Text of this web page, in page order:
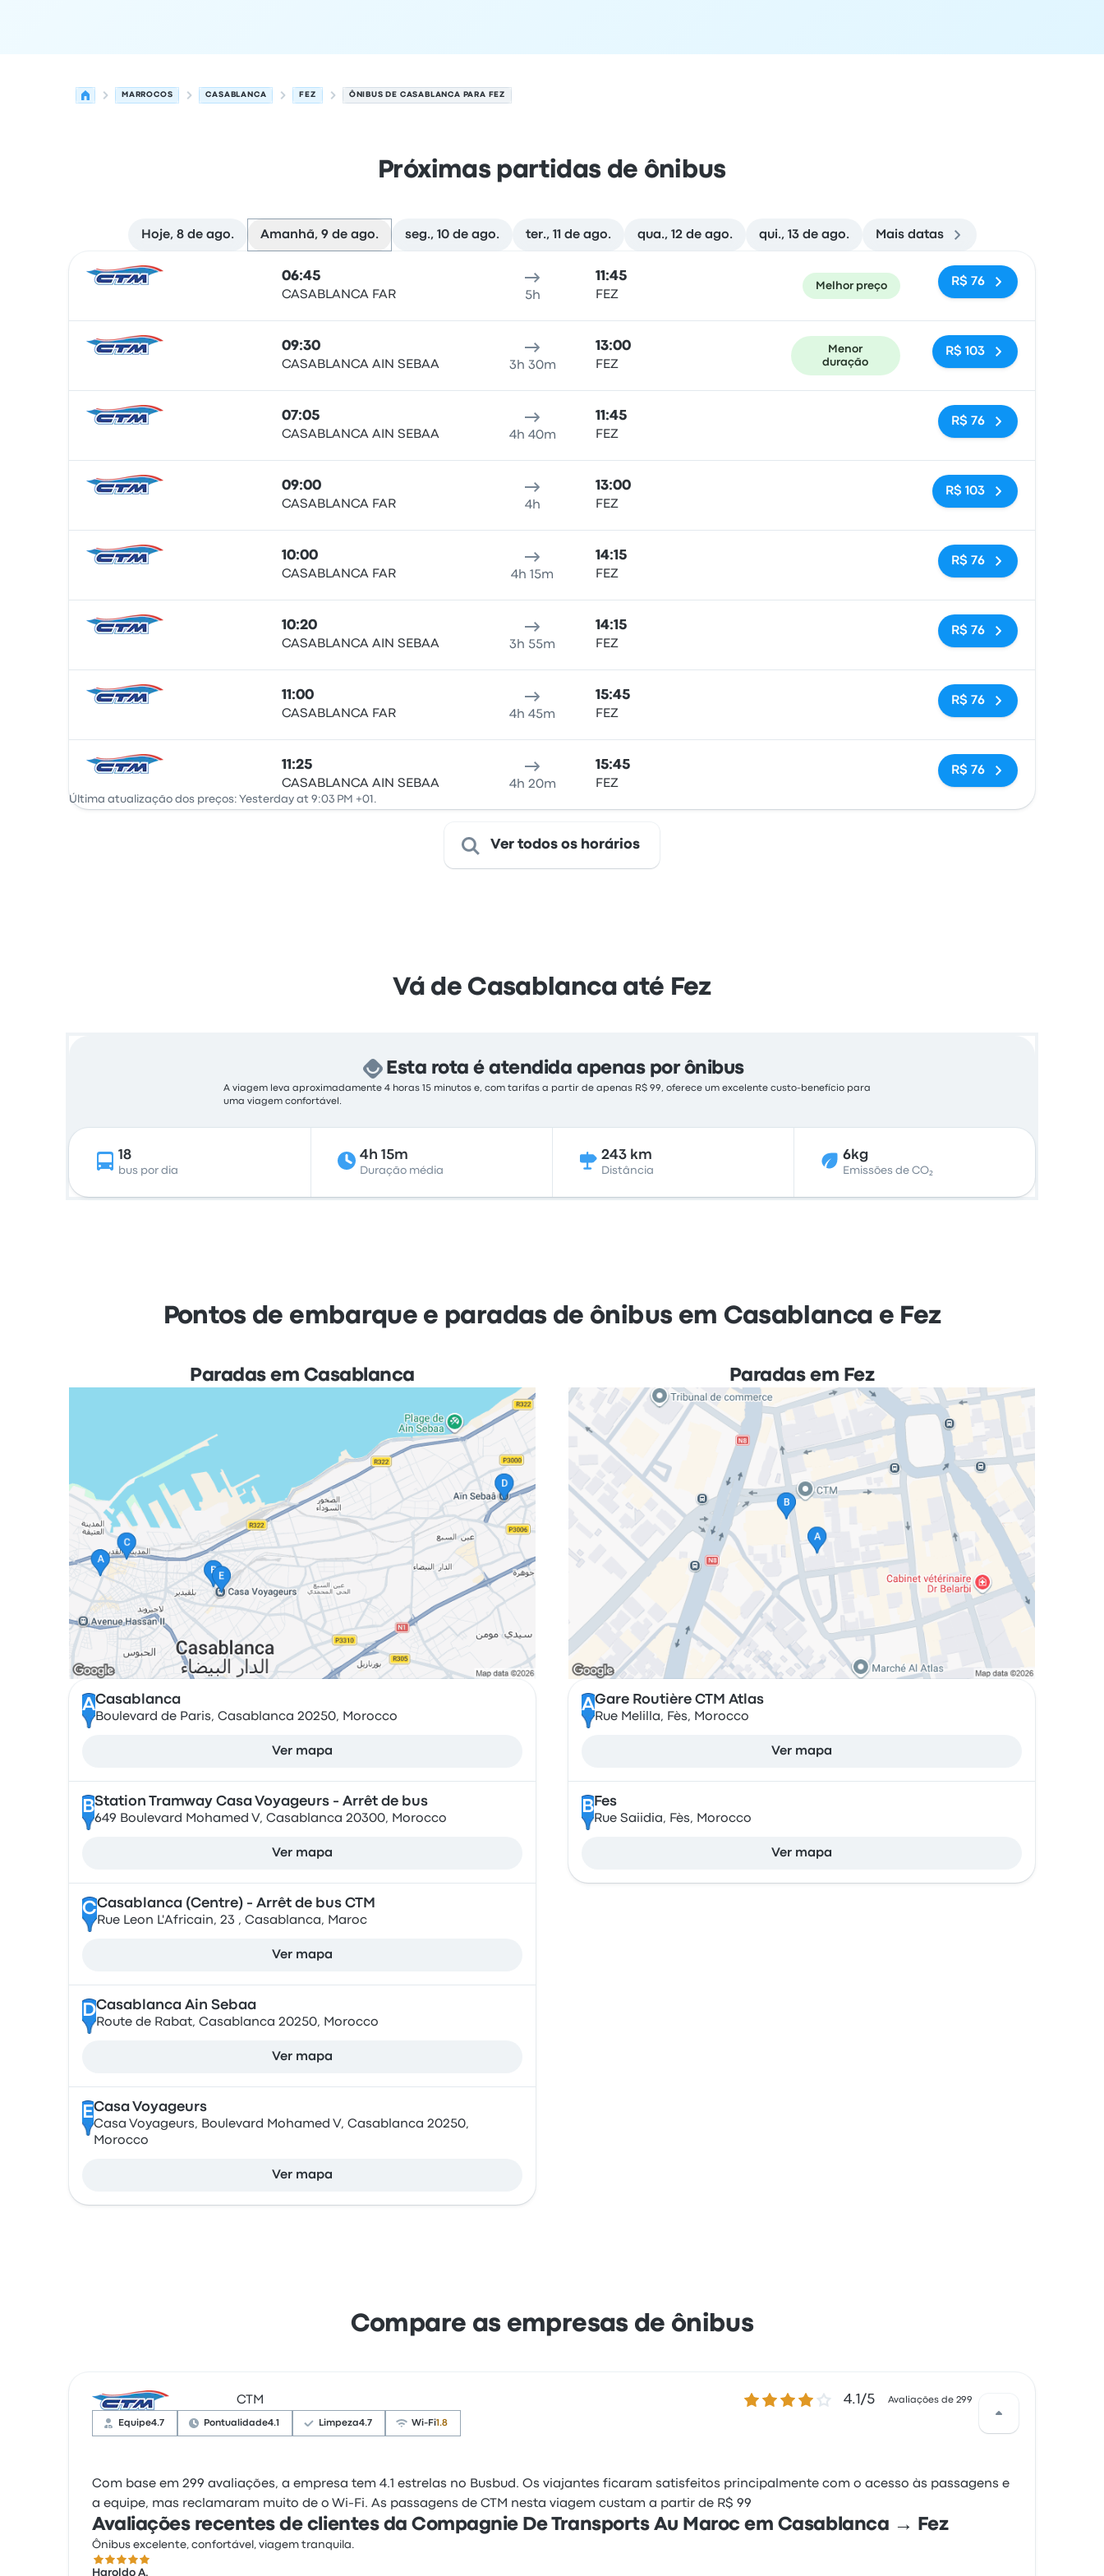
MARROCOS CASABLANCA FEZ ÔNIBUS DE CASABLANCA PARA FEZ
Próximas partidas de ônibus
Hoje, 8 de ago. Amanhã, 9 de ago. seg., 10 de ago. ter., 11 de ago. qua., 12 de ago. qui., 13 de ago. Mais datas
06:45
CASABLANCA FAR 5h
11:45
FEZ
Melhor preço R$ 76
09:30
CASABLANCA AIN SEBAA 3h 30m
13:00
FEZ
Menor
duração
R$ 103
07:05
CASABLANCA AIN SEBAA 4h 40m
11:45
FEZ
Sem tags
R$ 76
09:00
CASABLANCA FAR 4h
13:00
FEZ
Sem tags
R$ 103
10:00
CASABLANCA FAR 4h 15m
14:15
FEZ
Sem tags
R$ 76
10:20
CASABLANCA AIN SEBAA 3h 55m
14:15
FEZ
Sem tags
R$ 76
11:00
CASABLANCA FAR 4h 45m
15:45
FEZ
Sem tags
R$ 76
Ônibus
11:25
CASABLANCA AIN SEBAA 4h 20m
15:45
FEZ
Sem tags
R$ 76
Última atualização dos preços: Yesterday at 9:03 PM +01.
Ver todos os horários
Vá de Casablanca até Fez
Esta rota é atendida apenas por ônibus
A viagem leva aproximadamente 4 horas 15 minutos e, com tarifas a partir de apenas R$ 99, oferece um excelente custo-benefício para
uma viagem confortável.
18
bus por dia
4h 15m
Duração média
243 km
Distância
6kg
Emissões de CO₂
Pontos de embarque e paradas de ônibus em Casablanca e Fez
Paradas em Casablanca
ACasablanca
Boulevard de Paris, Casablanca 20250, Morocco
Ver mapa
BStation Tramway Casa Voyageurs - Arrêt de bus
649 Boulevard Mohamed V, Casablanca 20300, Morocco
Ver mapa
CCasablanca (Centre) - Arrêt de bus CTM
Rue Leon L'Africain, 23 , Casablanca, Maroc
Ver mapa
DCasablanca Ain Sebaa
Route de Rabat, Casablanca 20250, Morocco
Ver mapa
ECasa Voyageurs
Casa Voyageurs, Boulevard Mohamed V, Casablanca 20250,
Morocco
Ver mapa
Paradas em Fez
AGare Routière CTM Atlas
Rue Melilla, Fès, Morocco
Ver mapa
B Fes
Rue Saiidia, Fès, Morocco
Ver mapa
Compare as empresas de ônibus
CTM 4.1 de 5 estrelas 4.1/5 Avaliações de 299
Equipe4.7 Pontualidade4.1 Limpeza4.7 Wi-Fi1.8
Com base em 299 avaliações, a empresa tem 4.1 estrelas no Busbud. Os viajantes ficaram satisfeitos principalmente com o acesso às passagens e
a equipe, mas reclamaram muito de o Wi‑Fi. As passagens de CTM nesta viagem custam a partir de R$ 99
Avaliações recentes de clientes da Compagnie De Transports Au Maroc em Casablanca → Fez
Ônibus excelente, confortável, viagem tranquila.
5.0 de 5 estrelas
Haroldo A.